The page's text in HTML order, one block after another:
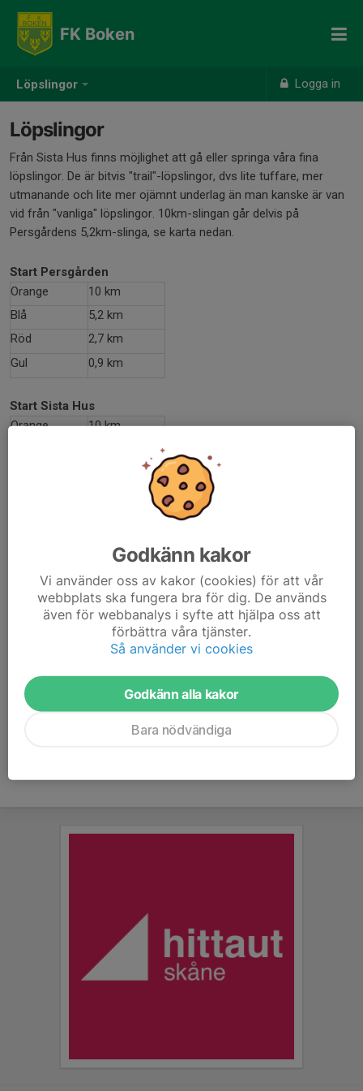
Löpslingor Logga in
FK Boken
Löpslingor
Från Sista Hus finns möjlighet att gå eller springa våra fina
löpslingor. De är bitvis "trail"-löpslingor, dvs lite tuffare, mer
utmanande och lite mer ojämnt underlag än man kanske är van
vid från "vanliga" löpslingor. 10km-slingan går delvis på
Persgårdens 5,2km-slinga, se karta nedan.
Start Persgården
Orange
10 km
Blå
5,2 km
Röd
2,7 km
Gul
0,9 km
Start Sista Hus
Orange
10 km
Godkänn kakor
Vi använder oss av kakor (cookies) för att vår
webbplats ska fungera bra för dig. De används
även för webbanalys i syfte att hjälpa oss att
förbättra våra tjänster.
Så använder vi cookies
Godkänn alla kakor
Bara nödvändiga